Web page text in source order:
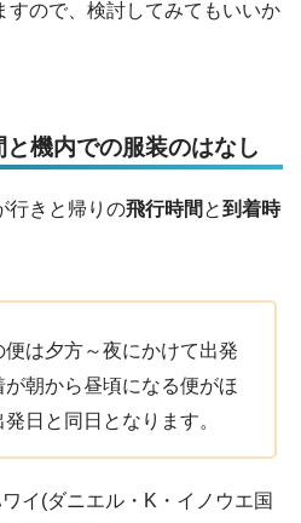
すので、検討してみてもいいか
機内での服装のはなし
行きと帰りの飛行時間 と到着時
は夕方～夜にかけて出発
朝から昼頃になる便がほ
日と同日となります。
(ダニエル・K・イノウエ国